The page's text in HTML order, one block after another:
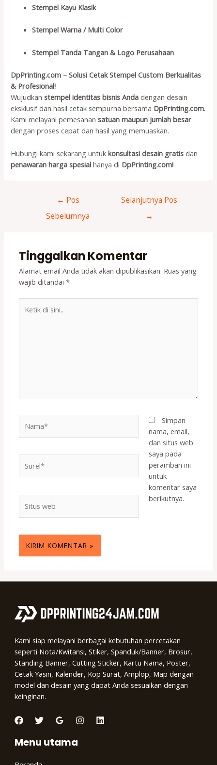
Stempel Kayu Klasik
Stempel Warna / Multi Color
Stempel Tanda Tangan & Logo Perusahaan
DpPrinting.com – Solusi Cetak Stempel Custom Berkualitas
& Profesional!
Wujudkanstempel identitas bisnis Anda dengan desain
eksklusif dan hasil cetak sempurna bersama DpPrinting.com.
Kami melayani pemesanansatuan maupun jumlah besar
dengan proses cepat dan hasil yang memuaskan.
Hubungi kami sekarang untukkonsultasi desain gratis dan
penawaran harga spesial hanya di DpPrinting.com!
← Pos
Sebelumnya
Selanjutnya Pos
→
Tinggalkan Komentar
Alamat email Anda tidak akan dipublikasikan. Ruas yang
wajib ditandai*
web
Simpan
nama, email,
dan situs web
saya pada
peramban ini
untuk
komentar saya
berikutnya.
Kami siap melayani berbagai kebutuhan percetakan
seperti Nota/Kwitansi, Stiker, Spanduk/Banner, Brosur,
Standing Banner, Cutting Sticker, Kartu Nama, Poster,
Cetak Yasin, Kalender, Kop Surat, Amplop, Map dengan
model dan desain yang dapat Anda sesuaikan dengan
keinginan.
Menu utama